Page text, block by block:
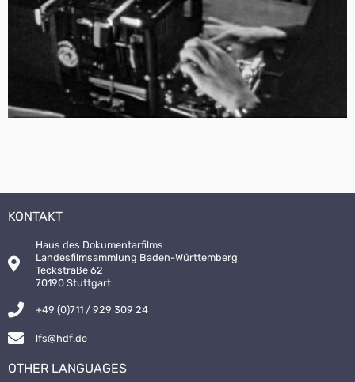
KONTAKT
Haus des Dokumentarfilms
Landesfilmsammlung Baden-Württemberg
Teckstraße 62
70190 Stuttgart
+49 (0)711 / 929 309 24
lfs@hdf.de
OTHER LANGUAGES